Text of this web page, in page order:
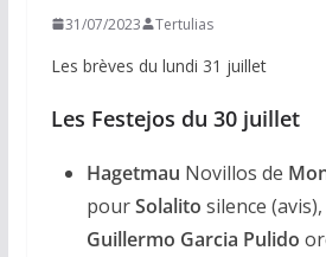
31/07/2023 Tertulias
Les brèves du lundi 31 juillet
Les Festejos du 30 juillet
Hagetmau Novillos de
pourSolalito silence
Guillermo Garcia Pulido